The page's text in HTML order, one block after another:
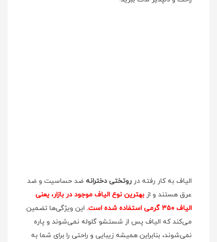
الیاف به کار رفته در روتختی دخترانه ضد حساسیت و ضد
عرق هستند و از بهترین نوع الیاف موجود در بازار، یعنی
الیاف ۳۵۰ گرمی استفاده شده است.
این ویژگی‌ها تضمین
می‌کند که الیاف پس از شستشو گلوله نمی‌شوند و پاره
نمی‌شوند، بنابراین همیشه زیبایی و راحتی را برای شما به